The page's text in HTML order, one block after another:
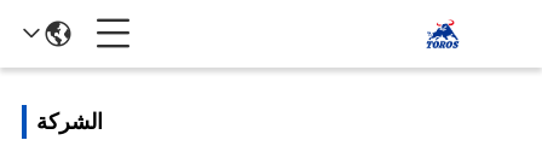
الشركة